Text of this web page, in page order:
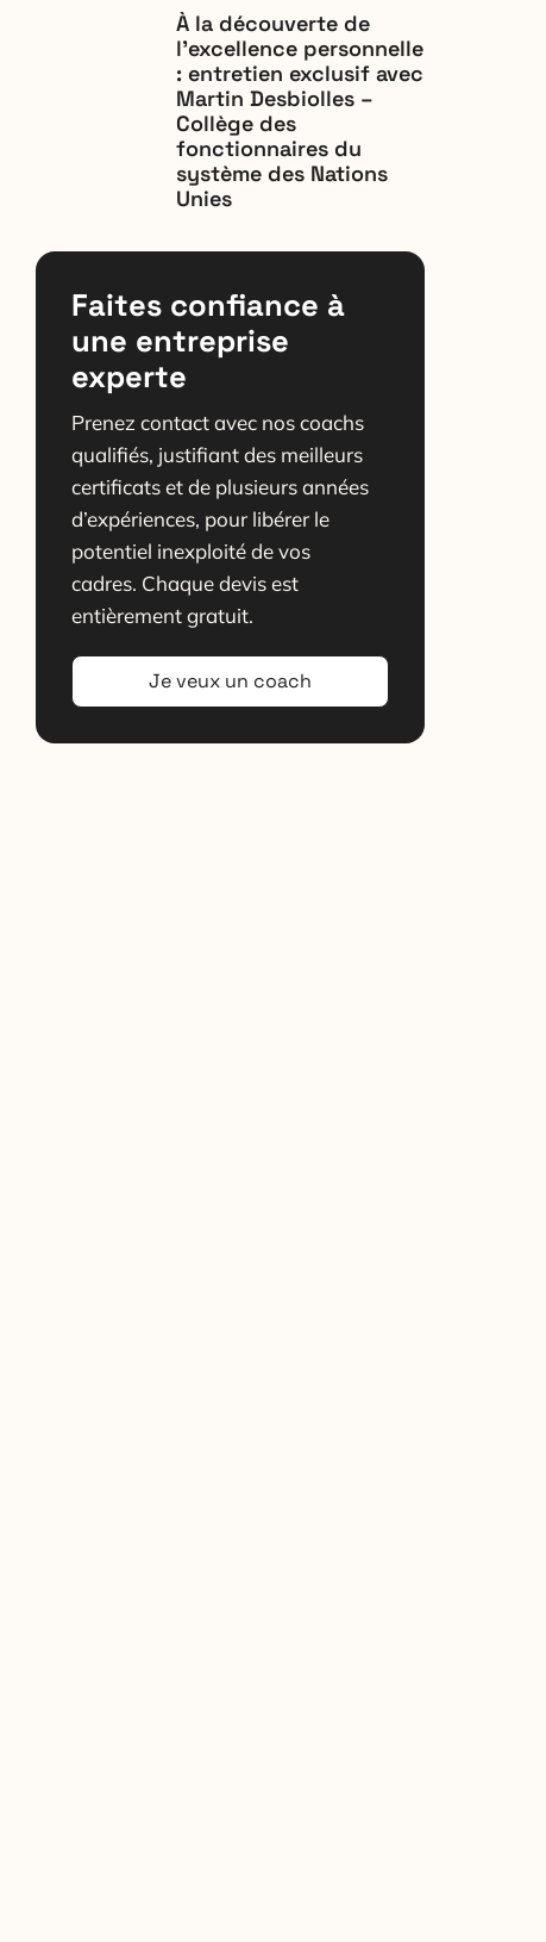
À la découverte de
l’excellence personnelle
: entretien exclusif avec
Martin Desbiolles –
Collège des
fonctionnaires du
système des Nations
Unies
Faites confiance à
une entreprise
experte
Prenez contact avec nos coachs
qualifiés, justifiant des meilleurs
certificats et de plusieurs années
d’expériences, pour libérer le
potentiel inexploité de vos
cadres. Chaque devis est
entièrement gratuit.
Je veux un coach